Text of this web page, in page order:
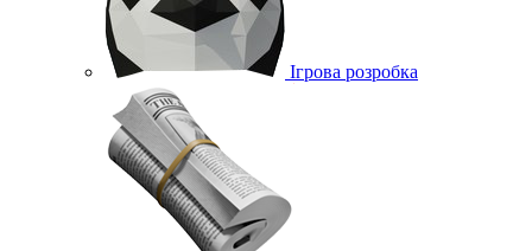
Ігрова розробка